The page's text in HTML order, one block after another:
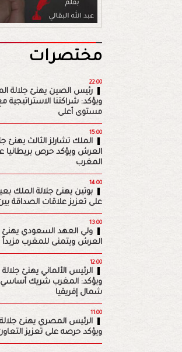
مختصرات
22:00
رئيس الصين يهنئ جلالة
ويؤكد: شراكتنا الاستراتيجية
مستوى أعلى
15:00
الملك تشارلز الثالث يهنئ
العرش ويؤكد حرص بريطانيا
المغرب
14:00
بوتين يهنئ جلالة الملك
على تعزيز علاقات الصداقة
13:00
ولي العهد السعودي يهنئ
العرش ويتمنى للمغرب مزيداً
12:00
الرئيس الألماني يهنئ
ويؤكد: المغرب شريك أساسي
شمال إفريقيا
11:00
الرئيس المصري يهنئ
ويؤكد حرصه على تعزيز